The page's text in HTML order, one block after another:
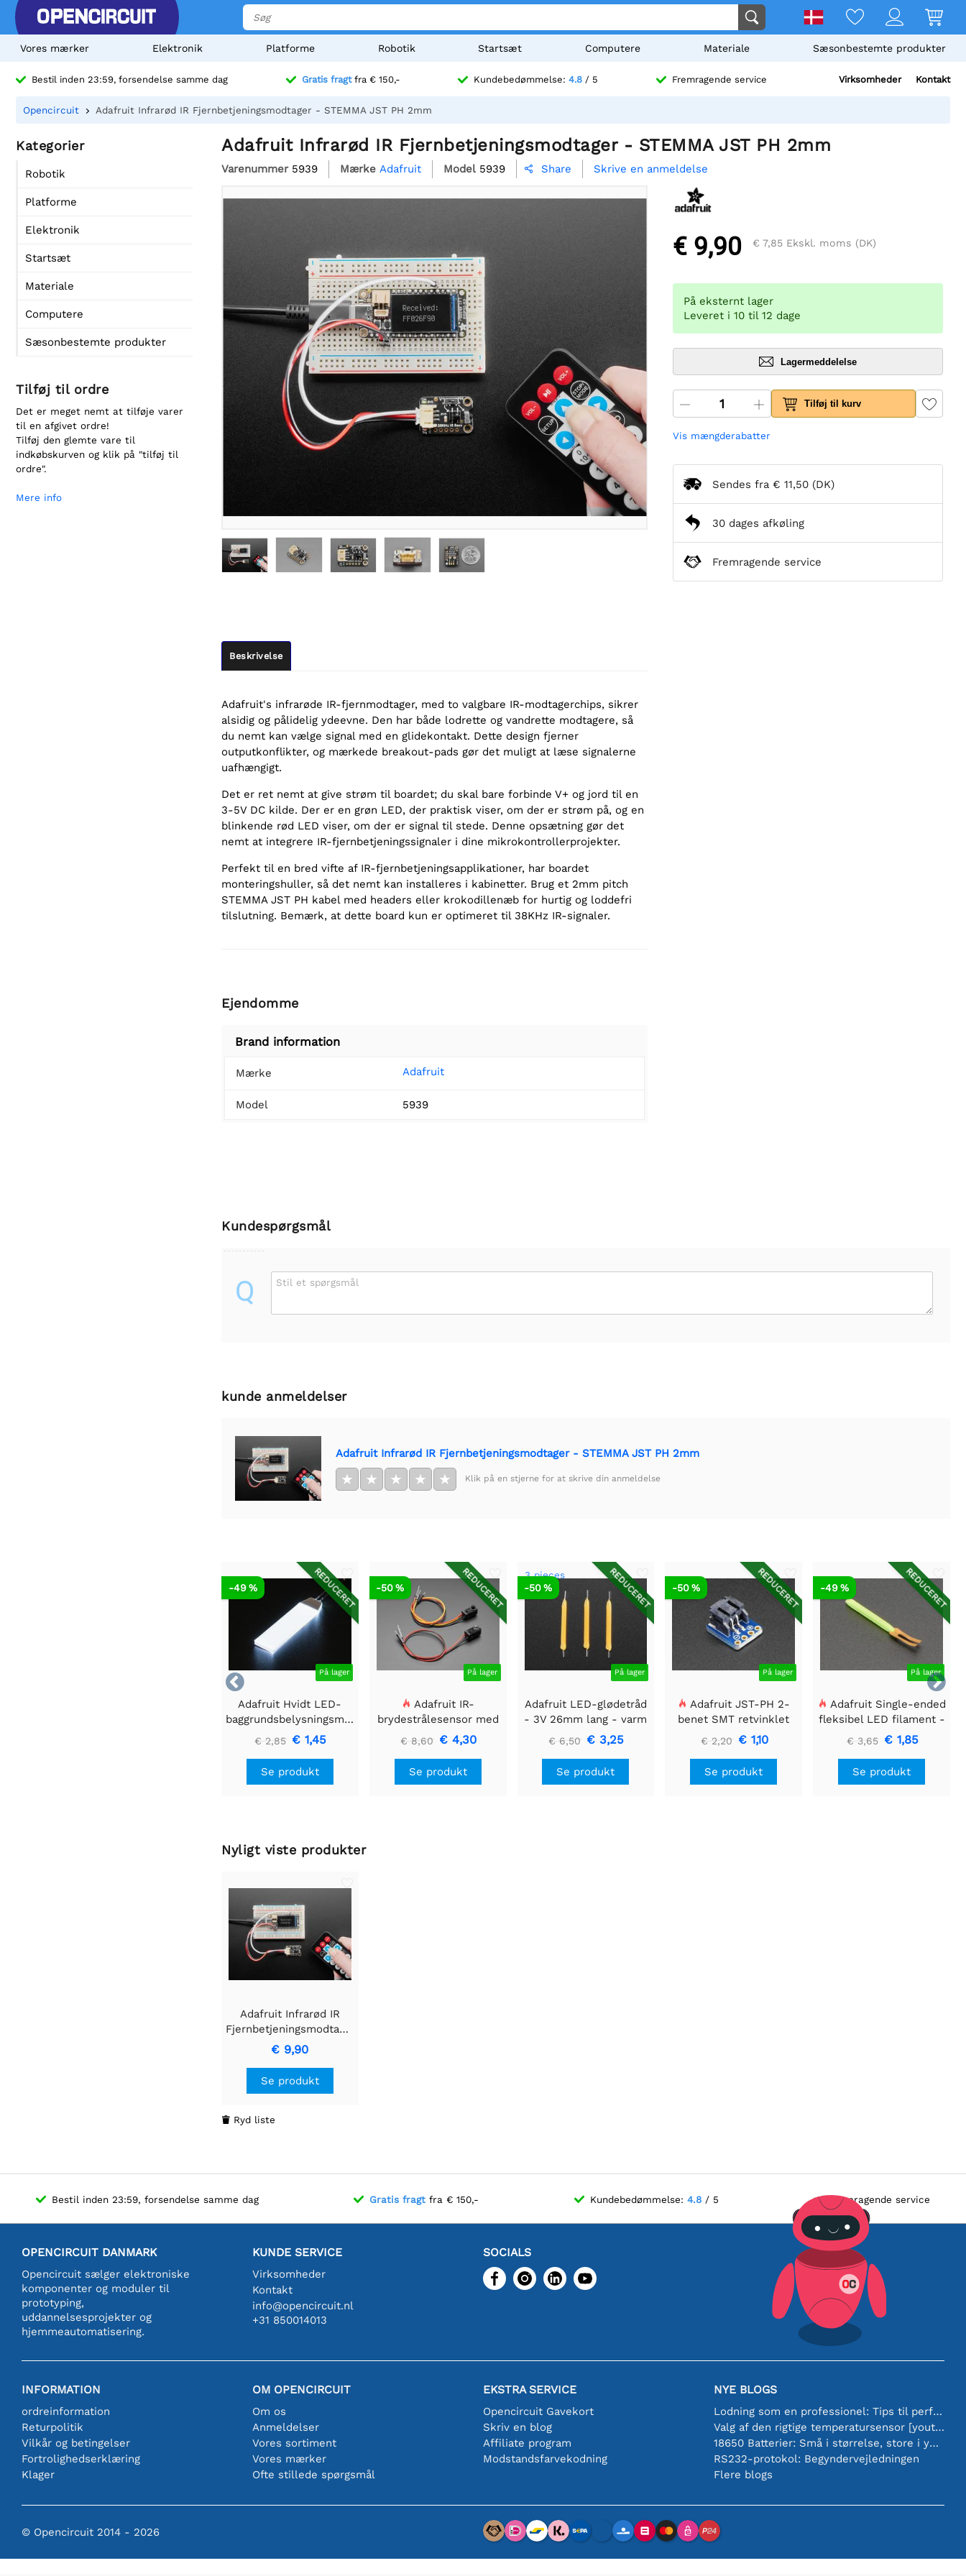
Vores mærker Elektronik Platforme Robotik Startsæt Computere Materiale Sæsonbestemte produkter
Bestil inden 23:59, forsendelse samme dag Gratis fragtfra € 150,- Kundebedømmelse: 4.8 / 5 Fremragende service Virksomheder Kontakt
Opencircuit Adafruit Infrarød IR Fjernbetjeningsmodtager - STEMMA JST PH 2mm
Kategorier
Robotik
Platforme
Elektronik
Startsæt
Materiale
Computere
Sæsonbestemte produkter
Tilføj til ordre
Det er meget nemt at tilføje varer
til en afgivet ordre!
Tilføj den glemte vare til
indkøbskurven og klik på "tilføj til
ordre".
Mere info
Adafruit Infrarød IR Fjernbetjeningsmodtager - STEMMA JST PH 2mm
Varenummer 5939 Mærke Adafruit Model 5939  Share Skrive en anmeldelse
Beskrivelse
Adafruit's infrarøde IR-fjernmodtager, med to valgbare IR-modtagerchips, sikrer
alsidig og pålidelig ydeevne. Den har både lodrette og vandrette modtagere, så
du nemt kan vælge signal med en glidekontakt. Dette design fjerner
outputkonflikter, og mærkede breakout-pads gør det muligt at læse signalerne
uafhængigt.
Det er ret nemt at give strøm til boardet; du skal bare forbinde V+ og jord til en
3-5V DC kilde. Der er en grøn LED, der praktisk viser, om der er strøm på, og en
blinkende rød LED viser, om der er signal til stede. Denne opsætning gør det
nemt at integrere IR-fjernbetjeningssignaler i dine mikrokontrollerprojekter.
Perfekt til en bred vifte af IR-fjernbetjeningsapplikationer, har boardet
monteringshuller, så det nemt kan installeres i kabinetter. Brug et 2mm pitch
STEMMA JST PH kabel med headers eller krokodillenæb for hurtig og loddefri
tilslutning. Bemærk, at dette board kun er optimeret til 38KHz IR-signaler.
Ejendomme
Brand information
Mærke Adafruit
Model 5939
€ 9,90 € 7,85 Ekskl. moms (DK)
På eksternt lager
Leveret i 10 til 12 dage
Lagermeddelelse
Tilføj til kurv
Vis mængderabatter
Sendes fra € 11,50 (DK)
30 dages afkøling
Fremragende service
Kundespørgsmål
Q Stil et spørgsmål
kunde anmeldelser
Adafruit Infrarød IR Fjernbetjeningsmodtager - STEMMA JST PH 2mm
★ ★ ★ ★ ★ Klik på en stjerne for at skrive din anmeldelse


REDUCERET
På lager
-49 %
Adafruit Hvidt LED-
baggrundsbelysningsmodul
- Lille 12mm x 40mm
€ 2,85 € 1,45
Se produkt
REDUCERET
På lager
-50 %
Adafruit IR-
brydestrålesensor med
premium ledningsstuds
- 5 mm LED'er
€ 8,60 € 4,30
Se produkt
REDUCERET
3 pieces
På lager
-50 %
Adafruit LED-glødetråd
- 3V 26mm lang - varm
hvid 3-pak
€ 6,50 € 3,25
Se produkt
REDUCERET
På lager
-50 %
Adafruit JST-PH 2-
benet SMT retvinklet
breakout board
€ 2,20 € 1,10
Se produkt
REDUCERET
På lager
-49 %
Adafruit Single-ended
fleksibel LED filament -
3V 25 mm lang - Grøn
€ 3,65 € 1,85
Se produkt
Nyligt viste produkter
Adafruit Infrarød IR
Fjernbetjeningsmodtager
- STEMMA JST PH 2mm
€ 9,90
Se produkt
 Ryd liste
Bestil inden 23:59, forsendelse samme dag Gratis fragt fra € 150,- Kundebedømmelse: 4.8/ 5 Fremragende service
OPENCIRCUIT DANMARK
Opencircuit sælger elektroniske
komponenter og moduler til
prototyping,
uddannelsesprojekter og
hjemmeautomatisering.
KUNDE SERVICE
Virksomheder
Kontakt
info@opencircuit.nl
+31 850014013
SOCIALS
INFORMATION
ordreinformation
Returpolitik
Vilkår og betingelser
Fortrolighedserklæring
Klager
OM OPENCIRCUIT
Om os
Anmeldelser
Vores sortiment
Vores mærker
Ofte stillede spørgsmål
EKSTRA SERVICE
Opencircuit Gavekort
Skriv en blog
Affiliate program
Modstandsfarvekodning
NYE BLOGS
Lodning som en professionel: Tips til perfekte elektroniske forbindelser
Valg af den rigtige temperatursensor [youtube]
18650 Batterier: Små i størrelse, store i ydeevne
RS232-protokol: Begyndervejledningen
Flere blogs
© Opencircuit 2014 - 2026